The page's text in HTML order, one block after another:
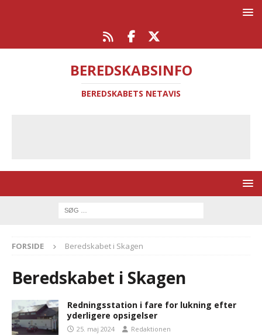
BEREDSKABSINFO
BEREDSKABETS NETAVIS
FORSIDE Beredskabet i Skagen
Beredskabet i Skagen
Redningsstation i fare for lukning efter
yderligere opsigelser
25. maj 2024 Redaktionen